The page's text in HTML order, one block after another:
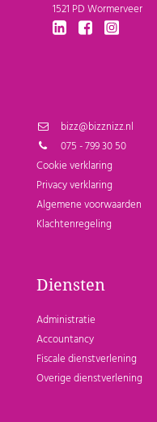
1521 PD Wormerveer
bizz@bizznizz.nl
075 - 799 30 50
Cookie verklaring
Privacy verklaring
Algemene voorwaarden
Klachtenregeling
Diensten
Administratie
Accountancy
Fiscale dienstverlening
Overige dienstverlening